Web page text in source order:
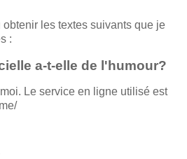
les textes suivants que je
:
a-t-elle de l'humour?
Le service en ligne utilisé est